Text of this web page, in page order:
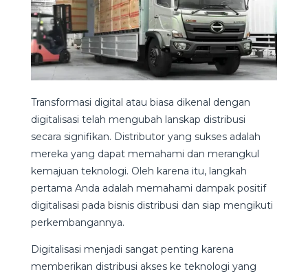
Transformasi digital atau biasa dikenal dengan
digitalisasi telah mengubah lanskap distribusi
secara signifikan. Distributor yang sukses adalah
mereka yang dapat memahami dan merangkul
kemajuan teknologi. Oleh karena itu, langkah
pertama Anda adalah memahami dampak positif
digitalisasi pada bisnis distribusi dan siap mengikuti
perkembangannya.
Digitalisasi menjadi sangat penting karena
memberikan distribusi akses ke teknologi yang